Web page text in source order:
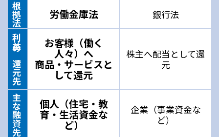
根拠法 労働金庫法 銀行法
利益の還元先 お客様（働く
人々）へ
商品・サービスと
して還元
株主へ配当として還
元
主な融資先 個人（住宅・教
育・生活資金な
ど）
企業（事業資金な
ど）